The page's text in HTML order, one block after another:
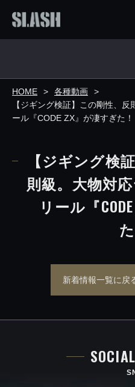
HOME
各種動画
【ジギング検証】この剛性、
ール『CODE ZX』が凄すぎた！
【ジギング検
則級。大物対
リール『
新着情報一覧に戻